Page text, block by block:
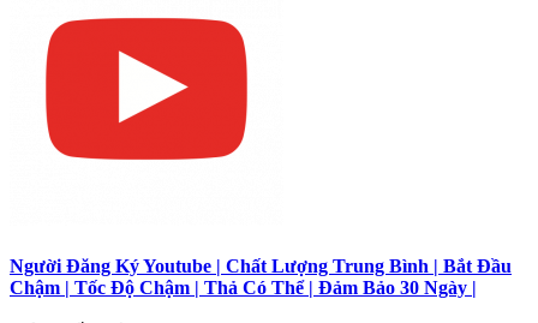
Người Đăng Ký Youtube | Chất Lượng Trung Bình | Bắt Đầu
Chậm | Tốc Độ Chậm | Thả Có Thể | Đảm Bảo 30 Ngày |